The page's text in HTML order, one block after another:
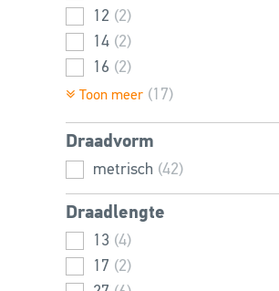
12 (2)
14 (2)
16 (2)
18 (2)
20 (2)
22 (2)
24 (2)
27 (2)
30 (2)
33 (2)
36 (2)
Toon meer (17)
Draadvorm
metrisch (42)
Draadlengte
13 (4)
17 (2)